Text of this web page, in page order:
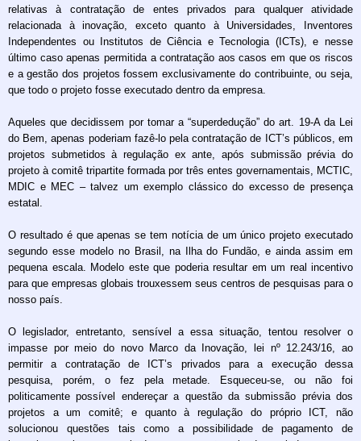
relativas à contratação de entes privados para qualquer atividade
relacionada à inovação, exceto quanto à Universidades, Inventores
Independentes ou Institutos de Ciência e Tecnologia (ICTs), e nesse
último caso apenas permitida a contratação aos casos em que os riscos
e a gestão dos projetos fossem exclusivamente do contribuinte, ou seja,
que todo o projeto fosse executado dentro da empresa.
Aqueles que decidissem por tomar a “superdedução” do art. 19-A da Lei
do Bem, apenas poderiam fazê-lo pela contratação de ICT’s públicos, em
projetos submetidos à regulação ex ante, após submissão prévia do
projeto à comitê tripartite formada por três entes governamentais, MCTIC,
MDIC e MEC – talvez um exemplo clássico do excesso de presença
estatal.
O resultado é que apenas se tem notícia de um único projeto executado
segundo esse modelo no Brasil, na Ilha do Fundão, e ainda assim em
pequena escala. Modelo este que poderia resultar em um real incentivo
para que empresas globais trouxessem seus centros de pesquisas para o
nosso país.
O legislador, entretanto, sensível a essa situação, tentou resolver o
impasse por meio do novo Marco da Inovação, lei nº 12.243/16, ao
permitir a contratação de ICT’s privados para a execução dessa
pesquisa, porém, o fez pela metade. Esqueceu-se, ou não foi
politicamente possível endereçar a questão da submissão prévia dos
projetos a um comitê; e quanto à regulação do próprio ICT, não
solucionou questões tais como a possibilidade de pagamento de